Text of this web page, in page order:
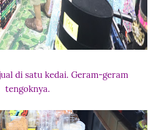
di satu kedai. Geram-geram
tengoknya.